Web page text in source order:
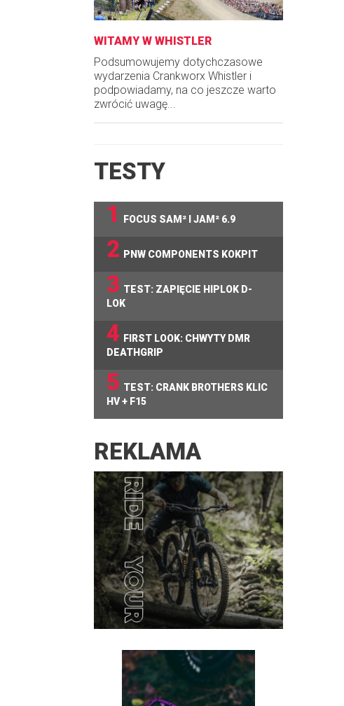
WITAMY W WHISTLER
Podsumowujemy dotychczasowe
wydarzenia Crankworx Whistler i
podpowiadamy, na co jeszcze warto
zwrócić uwagę...
TESTY
1
FOCUS SAM² I JAM² 6.9
2 PNW COMPONENTS KOKPIT
3 TEST: ZAPIĘCIE HIPLOK D-
LOK
4 FIRST LOOK: CHWYTY DMR
DEATHGRIP
5 TEST: CRANK BROTHERS KLIC
HV + F15
REKLAMA